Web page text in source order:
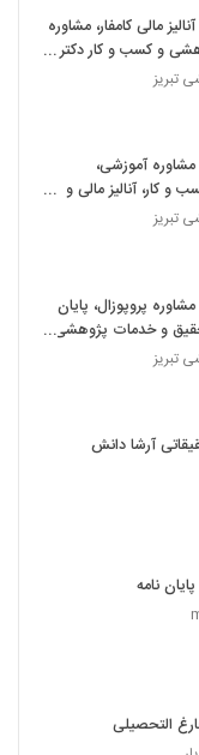
مالی کامفار، مشاوره
و کسب و کار دکتر
تبریز
آموزشی،
کار، آنالیز مالی و
شهنوازی
تبریز
پروپوزال، پایان
و خدمات پژوهشی
تبریز
آرشا دانش
نامه
التحصیلی